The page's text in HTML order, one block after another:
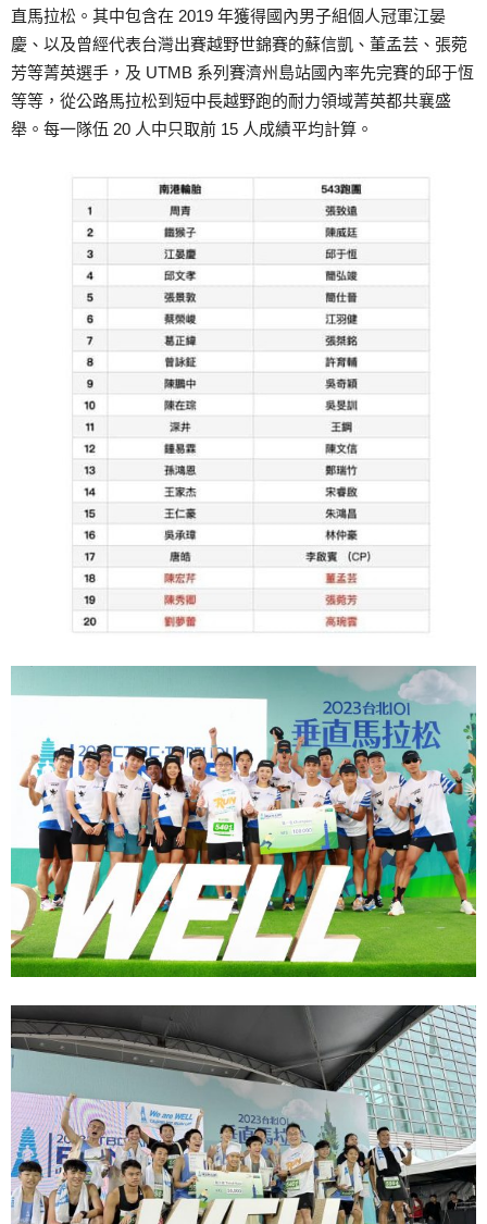
直馬拉松。其中包含在 2019 年獲得國內男子組個人冠軍江晏
慶、以及曾經代表台灣出賽越野世錦賽的蘇信凱、董孟芸、張菀
芳等菁英選手，及 UTMB 系列賽濟州島站國內率先完賽的邱于恆
等等，從公路馬拉松到短中長越野跑的耐力領域菁英都共襄盛
舉。每一隊伍 20 人中只取前 15 人成績平均計算。